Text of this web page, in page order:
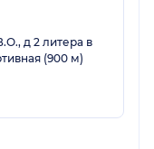
д 2 литера в
(900 м)